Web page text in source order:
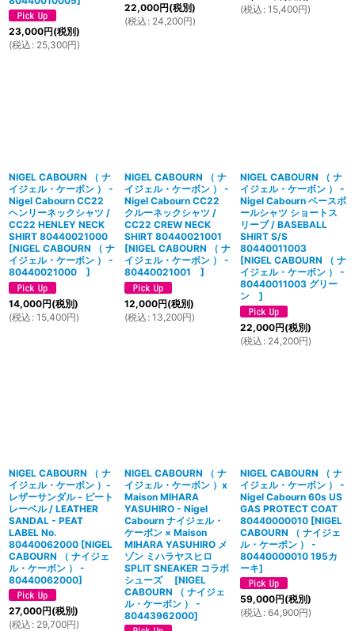
23,000円(税別)
(税込 : 25,300円)
22,000円(税別)
(税込 : 24,200円)
(税込 : 15,400円)
NIGEL CABOURN （ ナ
イジェル・ケーボン ） -
Nigel Cabourn CC22
ヘンリーネックシャツ /
CC22 HENLEY NECK
SHIRT 80440021000
[NIGEL CABOURN （ ナ
イジェル・ケーボン ） -
80440021000 ]
14,000円(税別)
(税込 : 15,400円)
NIGEL CABOURN （ ナ
イジェル・ケーボン ） -
Nigel Cabourn CC22
クルーネックシャツ /
CC22 CREW NECK
SHIRT 80440021001
[NIGEL CABOURN （ ナ
イジェル・ケーボン ） -
80440021001 ]
12,000円(税別)
(税込 : 13,200円)
NIGEL CABOURN （ ナ
イジェル・ケーボン ） -
Nigel Cabourn ベースボ
ールシャツ ショートス
リーブ / BASEBALL
SHIRT S/S
80440011003
[NIGEL CABOURN （ ナ
イジェル・ケーボン ） -
80440011003 グリー
ン ]
22,000円(税別)
(税込 : 24,200円)
NIGEL CABOURN （ ナ
イジェル・ケーボン ）-
レザーサンダル - ピート
レーベル / LEATHER
SANDAL - PEAT
LABEL No.
80440062000 [NIGEL
CABOURN （ ナイジェ
ル・ケーボン ） -
80440062000]
27,000円(税別)
(税込 : 29,700円)
NIGEL CABOURN （ ナ
イジェル・ケーボン ）x
Maison MIHARA
YASUHIRO - Nigel
Cabourn ナイジェル・
ケーボン × Maison
MIHARA YASUHIRO メ
ゾン ミハラヤスヒロ
SPLIT SNEAKER コラボ
シューズ
[NIGEL
CABOURN （ ナイジェ
ル・ケーボン ） -
80443962000]
NIGEL CABOURN （ ナ
イジェル・ケーボン ） -
Nigel Cabourn 60s US
GAS PROTECT COAT
80440000010 [NIGEL
CABOURN （ ナイジェ
ル・ケーボン ） -
80440000010 195カ
ーキ]
59,000円(税別)
(税込 : 64,900円)